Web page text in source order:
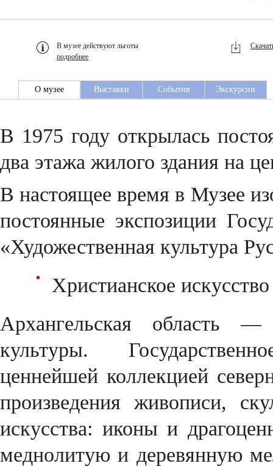
В музее действуют льготы
подробнее
О музее Выставки События Экскурсии
В 1975 году открылась
два этажа жилого здания на
В настоящее время в Музее
постоянные экспозиции
«Художественная культура
Христианское
Архангельская область —
культуры.
ценнейшей коллекцией
произведения живописи,
искусства: иконы и
меднолитую и деревянную